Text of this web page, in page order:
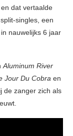
dat vertaalde
singles, een
nauwelijks 6 jaar
Aluminum River
Jour Du Cobra en
de zanger zich als